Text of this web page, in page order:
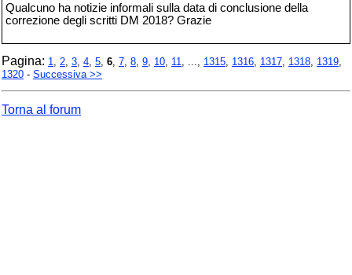
Qualcuno ha notizie informali sulla data di conclusione della
correzione degli scritti DM 2018? Grazie
Pagina: 1, 2, 3, 4, 5, 6, 7, 8, 9, 10, 11, ..., 1315, 1316, 1317, 1318, 1319,
1320 - Successiva >>
Torna al forum